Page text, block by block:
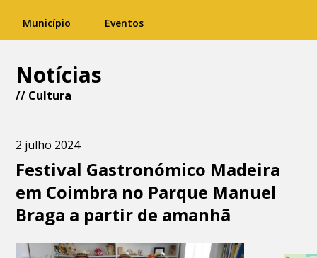
Município Eventos
Notícias
// Cultura
2 julho 2024
Festival Gastronómico Madeira
em Coimbra no Parque Manuel
Braga a partir de amanhã